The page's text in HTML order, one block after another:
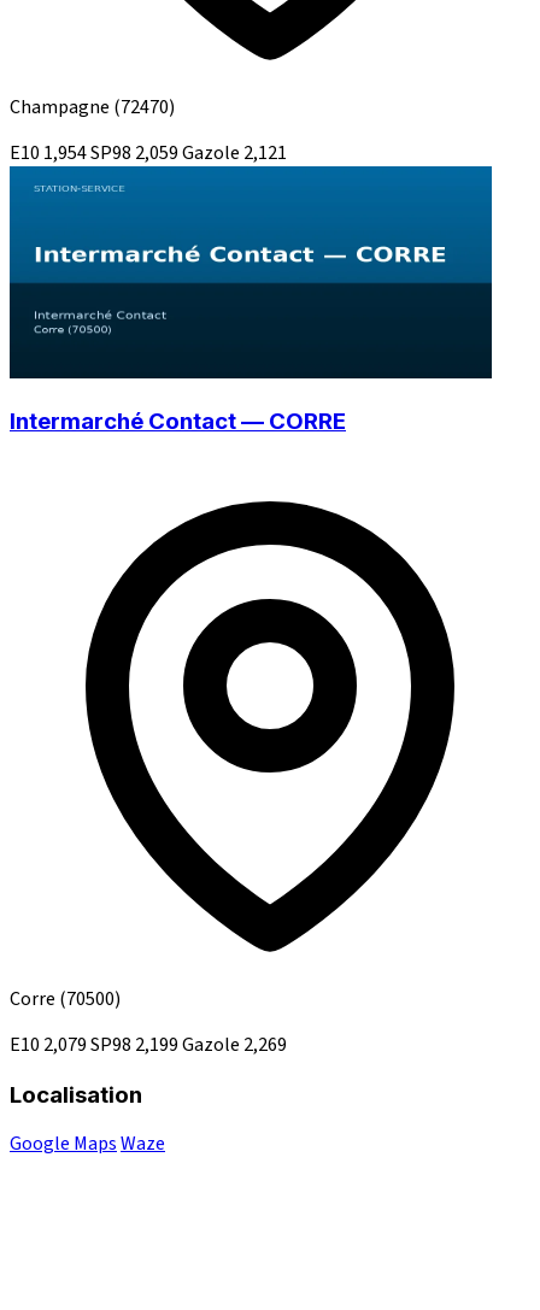
Champagne (72470)
E10 1,954SP98 2,059Gazole 2,121
Intermarché Contact — CORRE
Corre (70500)
E10 2,079SP98 2,199Gazole 2,269
Localisation
Google MapsWaze